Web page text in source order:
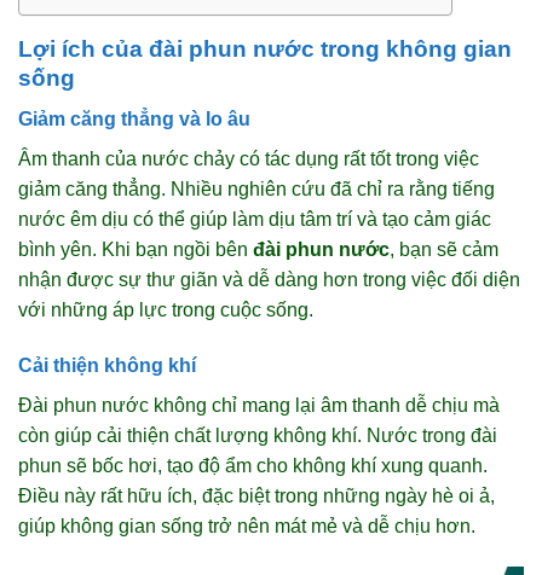
Lợi ích của đài phun nước trong không gian
sống
Giảm căng thẳng và lo âu
Âm thanh của nước chảy có tác dụng rất tốt trong việc
giảm căng thẳng. Nhiều nghiên cứu đã chỉ ra rằng tiếng
nước êm dịu có thể giúp làm dịu tâm trí và tạo cảm giác
bình yên. Khi bạn ngồi bên đài phun nước, bạn sẽ cảm
nhận được sự thư giãn và dễ dàng hơn trong việc đối diện
với những áp lực trong cuộc sống.
Cải thiện không khí
Đài phun nước không chỉ mang lại âm thanh dễ chịu mà
còn giúp cải thiện chất lượng không khí. Nước trong đài
phun sẽ bốc hơi, tạo độ ẩm cho không khí xung quanh.
Điều này rất hữu ích, đặc biệt trong những ngày hè oi ả,
giúp không gian sống trở nên mát mẻ và dễ chịu hơn.